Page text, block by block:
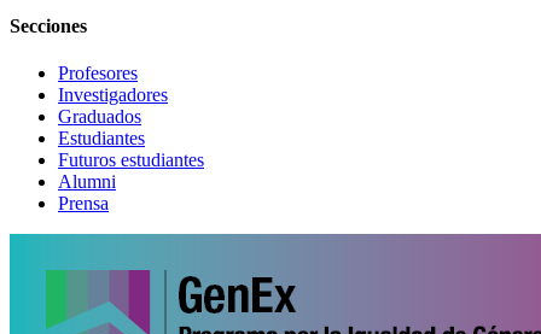
Secciones
Profesores
Investigadores
Graduados
Estudiantes
Futuros estudiantes
Alumni
Prensa